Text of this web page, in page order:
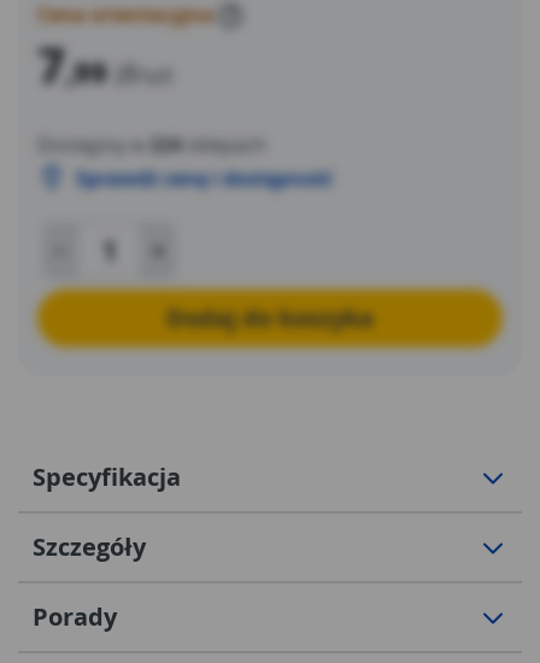
Cena orientacyjna
7,99 zł
Dostępny w 224 sklepach
Sprawdź cenę i dostępność
Dodaj do koszyka
Specyfikacja
Szczegóły
Porady